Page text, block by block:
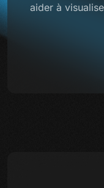
aider à